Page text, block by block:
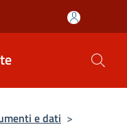
e dati >